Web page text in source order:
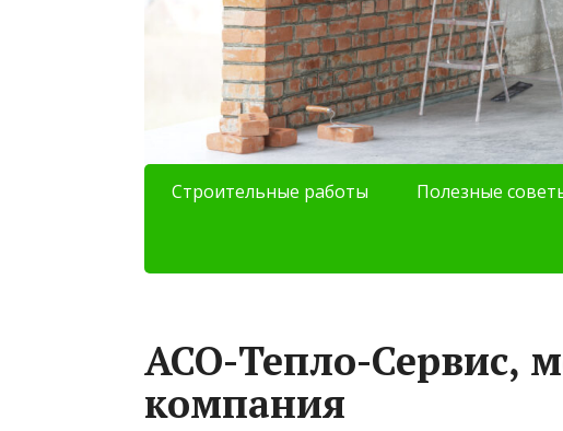
Строительные работы Полезные
АСО-Тепло-Сервис,
компания